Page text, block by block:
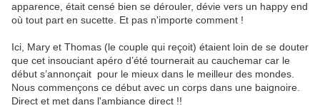
apparence, était censé bien se dérouler, dévie vers un happy end
où tout part en sucette. Et pas n'importe comment !
Ici, Mary et Thomas (le couple qui reçoit) étaient loin de se douter
que cet insouciant apéro d’été tournerait au cauchemar car le
début s’annonçait pour le mieux dans le meilleur des mondes.
Nous commençons ce début avec un corps dans une baignoire.
Direct et met dans l'ambiance direct !!